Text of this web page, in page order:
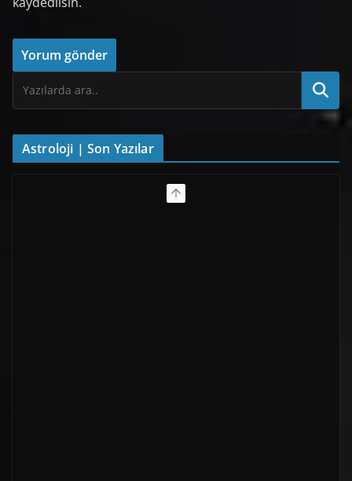
Astroloji | Son Yazılar